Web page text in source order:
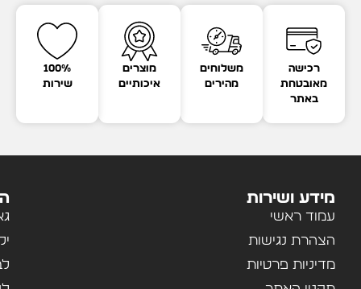
רכישה
מאובטחת
באתר
משלוחים
מהירים
מוצרים
איכותיים
100%
שירות
מידע ושירות
עמוד ראשי
הצהרת נגישות
מדיניות פרטיות